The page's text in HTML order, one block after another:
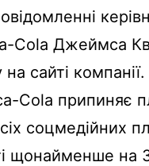
Cola Джеймса
сайті компанії.
Cola припиняє
соцмедійних
щонайменше на